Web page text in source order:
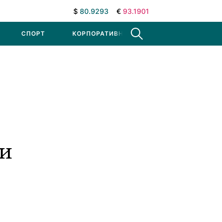
$ 80.9293 € 93.1901
СПОРТ КОРПОРАТИВНЫЕ НОВОСТИ